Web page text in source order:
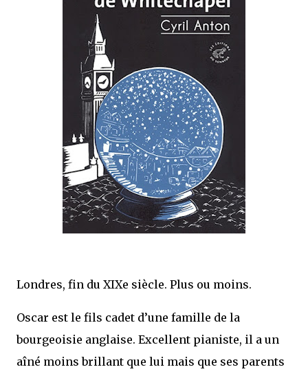
mettre sous tous les yeux. C'est cela...
Londres, fin du XIXe siècle. Plus ou moins.
Oscar est le fils cadet d’une famille de la
bourgeoisie anglaise. Excellent pianiste, il a un
aîné moins brillant que lui mais que ses parents